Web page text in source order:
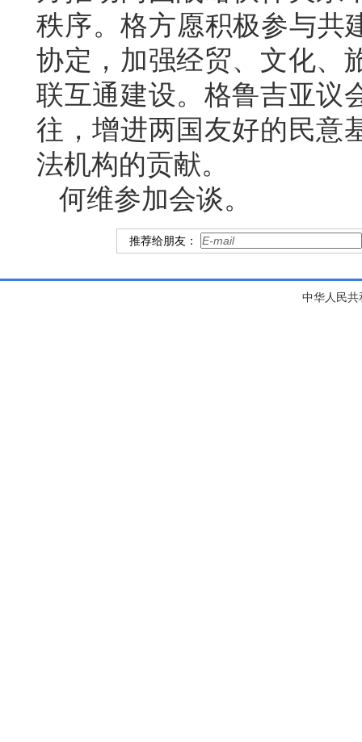
秩序。格方愿积极参与共
协定，加强经贸、文化、
联互通建设。格鲁吉亚议
往，增进两国友好的民意
法机构的贡献。
何维参加会谈。
推荐给朋友：
中华人民共